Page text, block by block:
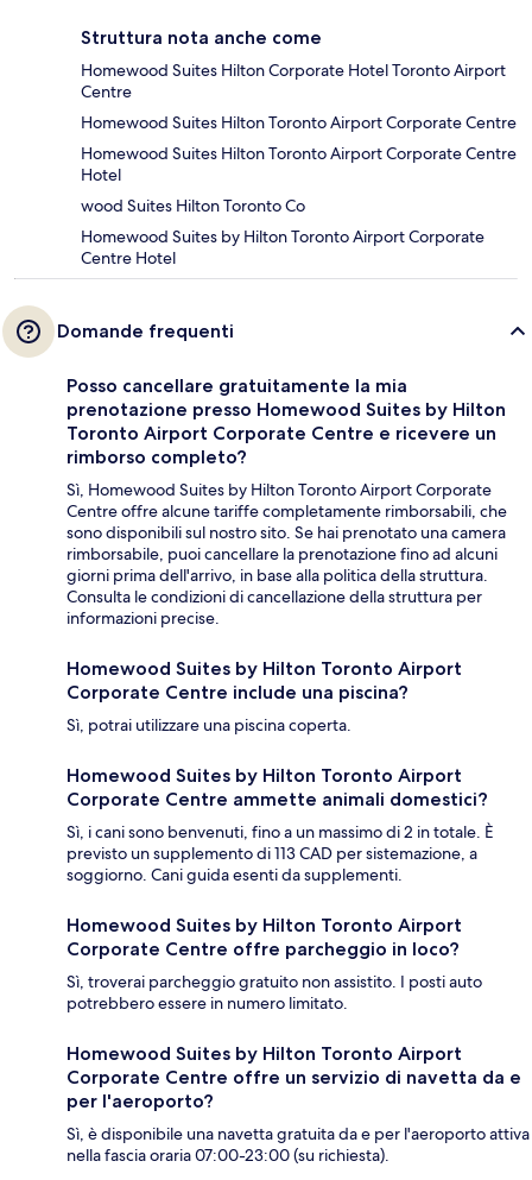
Struttura nota anche come
Homewood Suites Hilton Corporate Hotel Toronto Airport
Centre
Homewood Suites Hilton Toronto Airport Corporate Centre
Homewood Suites Hilton Toronto Airport Corporate Centre
Hotel
wood Suites Hilton Toronto Co
Homewood Suites by Hilton Toronto Airport Corporate
Centre Hotel
Domande frequenti
Posso cancellare gratuitamente la mia
prenotazione presso Homewood Suites by Hilton
Toronto Airport Corporate Centre e ricevere un
rimborso completo?
Sì, Homewood Suites by Hilton Toronto Airport Corporate
Centre offre alcune tariffe completamente rimborsabili, che
sono disponibili sul nostro sito. Se hai prenotato una camera
rimborsabile, puoi cancellare la prenotazione fino ad alcuni
giorni prima dell'arrivo, in base alla politica della struttura.
Consulta le condizioni di cancellazione della struttura per
informazioni precise.
Homewood Suites by Hilton Toronto Airport
Corporate Centre include una piscina?
Sì, potrai utilizzare una piscina coperta.
Homewood Suites by Hilton Toronto Airport
Corporate Centre ammette animali domestici?
Sì, i cani sono benvenuti, fino a un massimo di 2 in totale. È
previsto un supplemento di 113 CAD per sistemazione, a
soggiorno. Cani guida esenti da supplementi.
Homewood Suites by Hilton Toronto Airport
Corporate Centre offre parcheggio in loco?
Sì, troverai parcheggio gratuito non assistito. I posti auto
potrebbero essere in numero limitato.
Homewood Suites by Hilton Toronto Airport
Corporate Centre offre un servizio di navetta da e
per l'aeroporto?
Sì, è disponibile una navetta gratuita da e per l'aeroporto attiva
nella fascia oraria 07:00-23:00 (su richiesta).